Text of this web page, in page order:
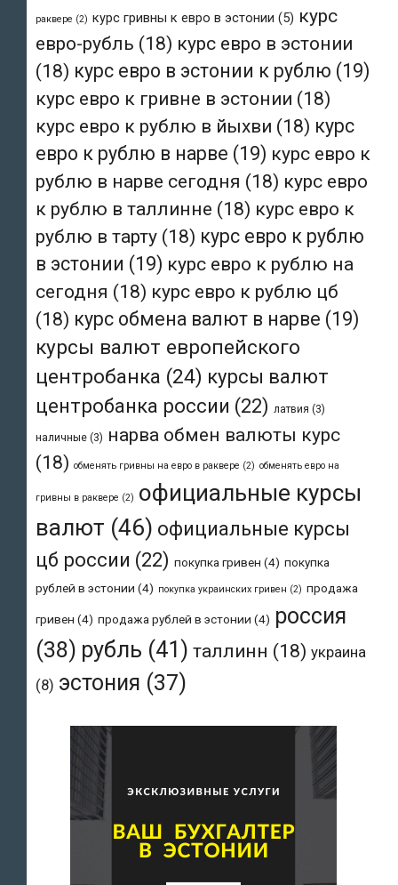
раквере (2) курс гривны к евро в эстонии (5) курс
евро-рубль (18) курс евро в эстонии
(18) курс евро в эстонии к рублю (19)
курс евро к гривне в эстонии (18)
курс евро к рублю в йыхви (18) курс
евро к рублю в нарве (19) курс евро к
рублю в нарве сегодня (18) курс евро
к рублю в таллинне (18) курс евро к
рублю в тарту (18) курс евро к рублю
в эстонии (19) курс евро к рублю на
сегодня (18) курс евро к рублю цб
(18) курс обмена валют в нарве (19)
курсы валют европейского
центробанка (24) курсы валют
центробанка россии (22) латвия (3)
наличные (3) нарва обмен валюты курс
(18) обменять гривны на евро в раквере (2) обменять евро на
гривны в раквере (2) официальные курсы
валют (46) официальные курсы
цб россии (22) покупка гривен (4) покупка
рублей в эстонии (4) покупка украинских гривен (2) продажа
гривен (4) продажа рублей в эстонии (4) россия
(38) рубль (41) таллинн (18) украина
(8) эстония (37)